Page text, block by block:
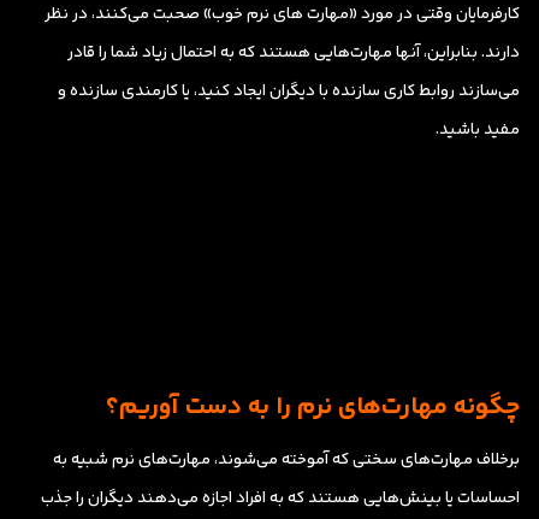
کارفرمایان وقتی در مورد «مهارت های نرم خوب» صحبت می‌کنند، در نظر
دارند. بنابراین، آنها مهارت‌هایی هستند که به احتمال زیاد شما را قادر
می‌سازند روابط کاری سازنده با دیگران ایجاد کنید، یا کارمندی سازنده و
مفید باشید.
چگونه مهارت‌های نرم را به دست آوریم؟
برخلاف مهارت‌های سختی که آموخته می‌شوند، مهارت‌های نرم شبیه به
احساسات یا بینش‌هایی هستند که به افراد اجازه می‌دهند دیگران را جذب